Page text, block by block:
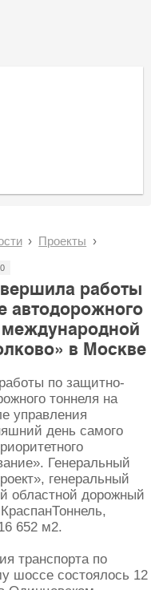
Проекты
работы
автодорожного
международной
в Москве
по защитно-
тоннеля на
управления
день самого
Генеральный
генеральный
областной дорожный
652 м2.
транспорта по
шоссе состоялось 12